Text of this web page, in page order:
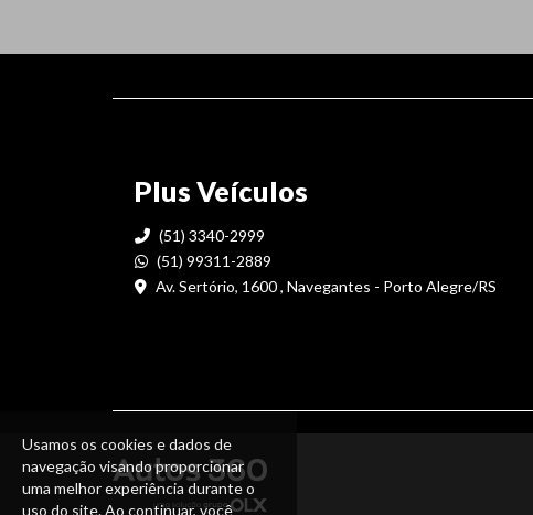
Usamos os cookies e dados de
navegação visando proporcionar
uma melhor experiência durante o
uso do site. Ao continuar, você
Plus Veículos
(51) 3340-2999
(51) 99311-2889
Av. Sertório, 1600 , Navegantes - Porto Alegre/RS